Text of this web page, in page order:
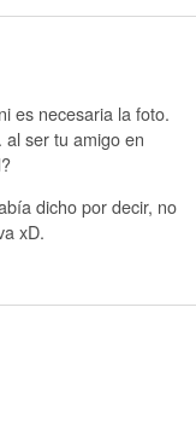
es necesaria la foto.
ser tu amigo en
dicho por decir, no
xD.